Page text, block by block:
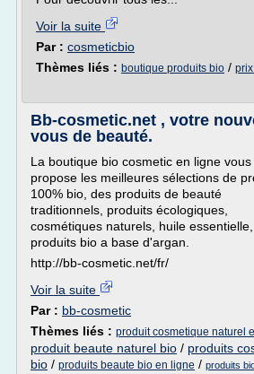
Voir la suite
Par : cosmeticbio
Thèmes liés : boutique produits bio /
Bb-cosmetic.net , votre
vous de beauté.
La boutique bio cosmetic en ligne vous
propose les meilleures sélections de
100% bio, des produits de beauté
traditionnels, produits écologiques,
cosmétiques naturels, huile essentielle,
produits bio a base d'argan.
http://bb-cosmetic.net/fr/
Voir la suite
Par : bb-cosmetic
Thèmes liés : produit cosmetique naturel
produit beaute naturel bio / produits
bio / produits beaute bio en ligne / produits